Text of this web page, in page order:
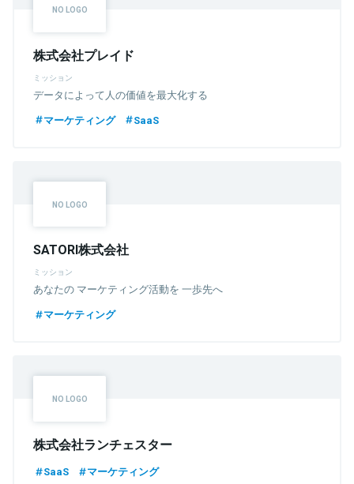
株式会社プレイド
ミッション
データによって人の価値を最大化する
マーケティング
SaaS
SATORI株式会社
ミッション
あなたの マーケティング活動を 一歩先へ
マーケティング
株式会社ランチェスター
SaaS マーケティング